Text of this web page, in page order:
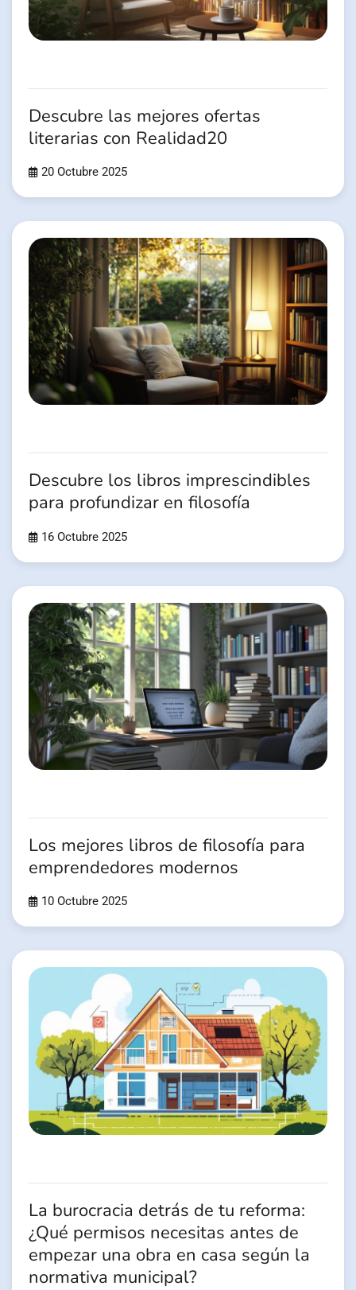
Descubre las mejores ofertas
literarias con Realidad20
20 Octubre 2025
Descubre los libros imprescindibles
para profundizar en filosofía
16 Octubre 2025
Los mejores libros de filosofía para
emprendedores modernos
10 Octubre 2025
La burocracia detrás de tu reforma:
¿Qué permisos necesitas antes de
empezar una obra en casa según la
normativa municipal?